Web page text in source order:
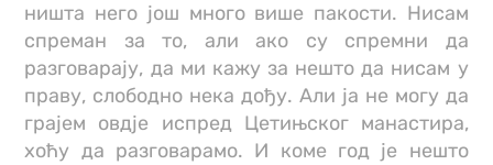
ништа него још много више пакости. Нисам
спреман за то, али ако су спремни да
разговарају, да ми кажу за нешто да нисам у
праву, слободно нека дођу. Али ја не могу да
грајем овдје испред Цетињског манастира,
хоћу да разговарамо. И коме год је нешто